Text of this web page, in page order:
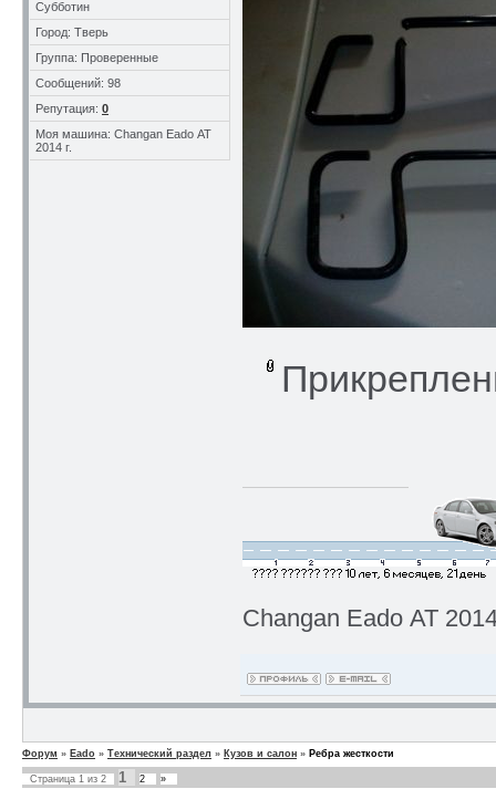
Субботин
Город: Тверь
Группа: Проверенные
Сообщений: 98
Репутация: 0
Моя машина: Changan Eado АТ
2014 г.
Changan Eado АТ
Форум » Eado » Технический раздел » Кузов и салон » Ребра жесткости
Страница 1 из 2 1 2 »